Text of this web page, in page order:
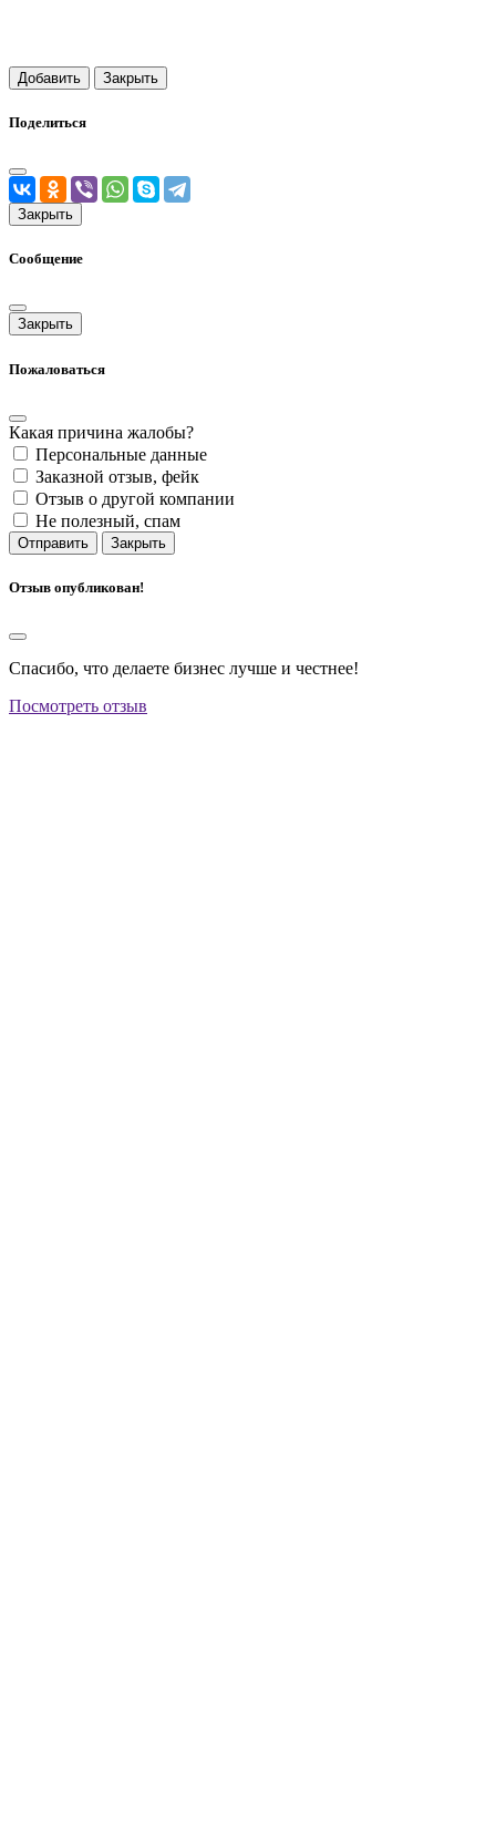
Добавить Закрыть
Поделиться
Закрыть
Сообщение
Закрыть
Пожаловаться
Какая причина жалобы?
Персональные данные
Заказной отзыв, фейк
Отзыв о другой компании
Не полезный, спам
Отправить Закрыть
Отзыв опубликован!
Спасибо, что делаете бизнес лучше и честнее!
Посмотреть отзыв